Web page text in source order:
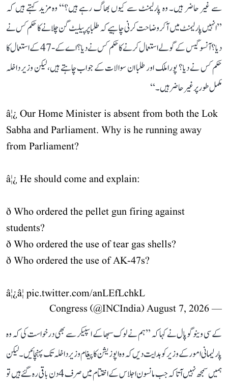
سے غیر حاضر ہیں۔ وہ پارلیمنٹ سے کیوں بھاگ رہے ہیں؟‘‘ وہ مزید کہتے ہیں کہ
’’انہیں پارلیمنٹ میں آ کر وضاحت کرنی چاہیے کہ طلبا پر پیلیٹ گن چلانے کا حکم کس نے
دیا؟ آنسو گیس کے گولے استعمال کرنے کا حکم کس نے دیا؟ اے کے-47 کے استعمال کا
حکم کس نے دیا؟ پورا ملک اور طلبا ان سوالات کے جواب چاہتے ہیں، لیکن وزیر داخلہ
مکمل طور پر غیر حاضر ہیں۔‘‘
â¦¿ Our Home Minister is absent from both the Lok
Sabha and Parliament. Why is he running away
from Parliament?
â¦¿ He should come and explain:
ð Who ordered the pellet gun firing against
students?
ð Who ordered the use of tear gas shells?
ð Who ordered the use of AK-47s?
â¦¿â¦ pic.twitter.com/anLEfLchkL
— Congress (@INCIndia)
August 7, 2026
کے سی وینوگوپال نے کہا کہ ’’ہم نے لوک سبھا کے اسپیکر سے بھی درخواست کی کہ وہ
پارلیمانی امور کے وزیر کو ہدایت دیں کہ وہ اپوزیشن کا پیغام وزیر داخلہ تک پہنچائیں۔ لیکن
ہمیں سمجھ نہیں آتا کہ جب مانسون اجلاس کے اختتام میں صرف 4 دن باقی رہ گئے ہیں تو